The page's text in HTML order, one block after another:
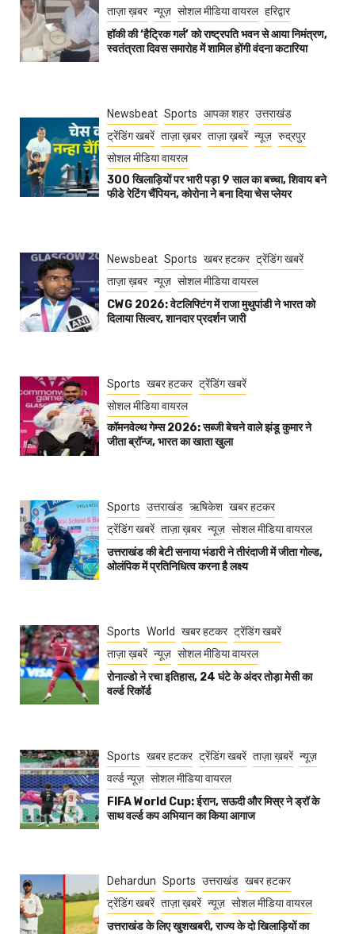
ताज़ा ख़बर न्यूज़ सोशल मीडिया वायरल हरिद्वार
हॉकी की ‘हैट्रिक गर्ल’ को राष्ट्रपति भवन से आया निमंत्रण,
स्वतंत्रता दिवस समारोह में शामिल होंगी वंदना कटारिया
Newsbeat Sports आपका शहर उत्तराखंड
ट्रेंडिंग खबरें ताज़ा ख़बर ताज़ा ख़बरें न्यूज़ रुद्रपुर
सोशल मीडिया वायरल
300 खिलाड़ियों पर भारी पड़ा 9 साल का बच्चा, शिवाय बने
फीडे रेटिंग चैंपियन, कोरोना ने बना दिया चेस प्लेयर
Newsbeat Sports खबर हटकर ट्रेंडिंग खबरें
ताज़ा ख़बर न्यूज़ सोशल मीडिया वायरल
CWG 2026: वेटलिफ्टिंग में राजा मुथुपांडी ने भारत को
दिलाया सिल्वर, शानदार प्रदर्शन जारी
Sports खबर हटकर ट्रेंडिंग खबरें
सोशल मीडिया वायरल
कॉमनवेल्थ गेम्स 2026: सब्जी बेचने वाले झंडू कुमार ने
जीता ब्रॉन्ज, भारत का खाता खुला
Sports उत्तराखंड ऋषिकेश खबर हटकर
ट्रेंडिंग खबरें ताज़ा ख़बर न्यूज़ सोशल मीडिया वायरल
उत्तराखंड की बेटी सनाया भंडारी ने तीरंदाजी में जीता गोल्ड,
ओलंपिक में प्रतिनिधित्व करना है लक्ष्य
Sports World खबर हटकर ट्रेंडिंग खबरें
ताज़ा ख़बरें न्यूज़ सोशल मीडिया वायरल
रोनाल्डो ने रचा इतिहास, 24 घंटे के अंदर तोड़ा मेसी का
वर्ल्ड रिकॉर्ड
Sports खबर हटकर ट्रेंडिंग खबरें ताज़ा ख़बरें न्यूज़
वर्ल्ड न्यूज़ सोशल मीडिया वायरल
FIFA World Cup: ईरान, सऊदी और मिस्र ने ड्रॉ के
साथ वर्ल्ड कप अभियान का किया आगाज
Dehardun Sports उत्तराखंड खबर हटकर
ट्रेंडिंग खबरें ताज़ा ख़बरें न्यूज़ सोशल मीडिया वायरल
उत्तराखंड के लिए खुशखबरी, राज्य के दो खिलाड़ियों का